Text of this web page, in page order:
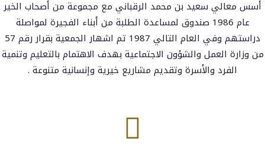
أسس معالي سعيد بن محمد الرقباني مع مجموعة من أصحاب الخير
عام 1986 صندوق لمساعدة الطلبة من أبناء الفجيرة لمواصلة
دراستهم وفي العام التالي 1987 تم اشهار الجمعية بقرار رقم 57
من وزارة العمل والشؤون الاجتماعية بهدف الاهتمام بالتعليم وتنمية
الفرد والأسرة وتقديم مشاريع خيرية وإنسانية متنوعة .